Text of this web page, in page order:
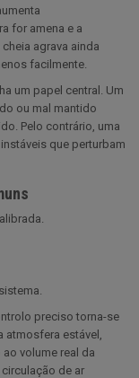
for amena e a
agrava ainda
facilmente.
um papel central. Um
ou mal mantido
Pelo contrário, uma
que perturbam
preciso torna-se
atmosfera estável,
volume real da
de ar